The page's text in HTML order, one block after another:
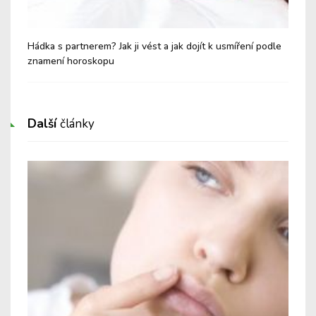
Hádka s partnerem? Jak ji vést a jak dojít k usmíření podle
znamení horoskopu
Dalšíčlánky